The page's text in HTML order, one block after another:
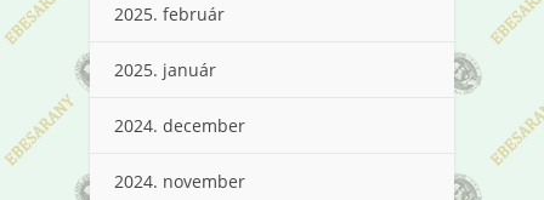
2025. február
2025. január
2024. december
2024. november